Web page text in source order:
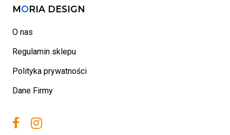
MORIA DESIGN
O nas
Regulamin sklepu
Polityka prywatności
Dane Firmy